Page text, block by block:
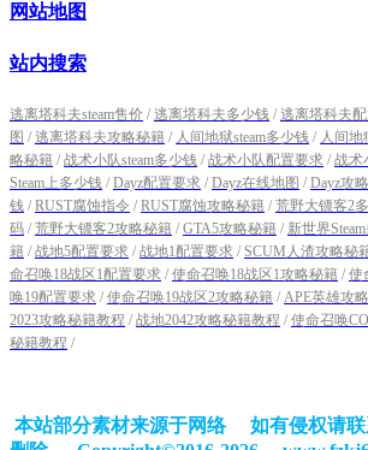
网站地图
站内搜索
逃离塔科夫steam售价 / 逃离塔科夫多少钱 / 逃离塔科夫
图 / 逃离塔科夫攻略秘籍 / 人间地狱steam多少钱 / 人间地
略秘籍 / 战术小队steam多少钱 / 战术小队配置要求 / 战术
Steam上多少钱 / Dayz配置要求 / Dayz在线地图 / Dayz攻
钱 / RUST腐蚀指令 / RUST腐蚀攻略秘籍 / 荒野大镖客2
码 / 荒野大镖客2攻略秘籍 / GTA5攻略秘籍 / 新世界
籍 / 战地5配置要求 / 战地1配置要求 / SCUM人渣攻略秘
命召唤18战区1配置要求 / 使命召唤18战区1攻略秘籍 / 使
唤19配置要求 / 使命召唤19战区2攻略秘籍 / APE英雄攻
2023攻略秘籍教程 / 战地2042攻略秘籍教程 / 使命召唤
秘籍教程 /
本站部分素材来源于网络 如有侵权请